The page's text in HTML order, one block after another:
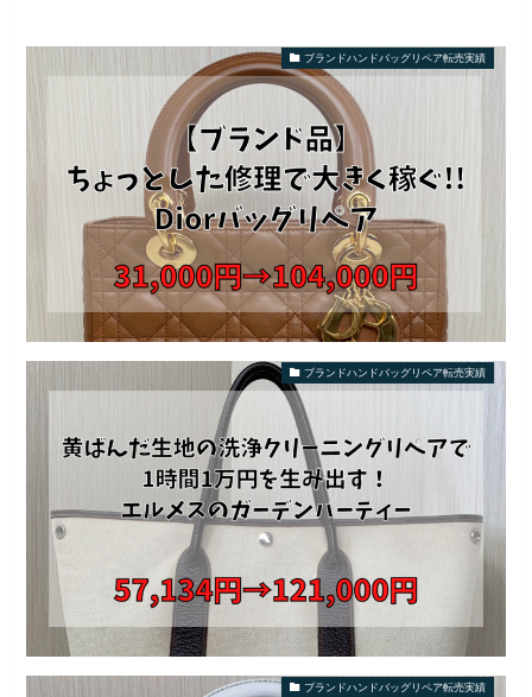
ブランドハンドバッグリペア転売実績
ブランドハンドバッグリペア転売実績
ブランドハンドバッグリペア転売実績